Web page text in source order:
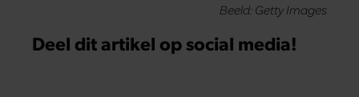
Beeld: Getty Images
Deel dit artikel op social media!